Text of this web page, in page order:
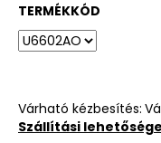
TERMÉKKÓD
Várható kézbesítés:
Szállítási